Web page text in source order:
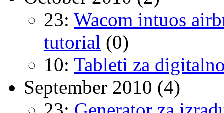
23: Wacom intuos
tutorial (0)
10: Tableti za
September 2010 (4)